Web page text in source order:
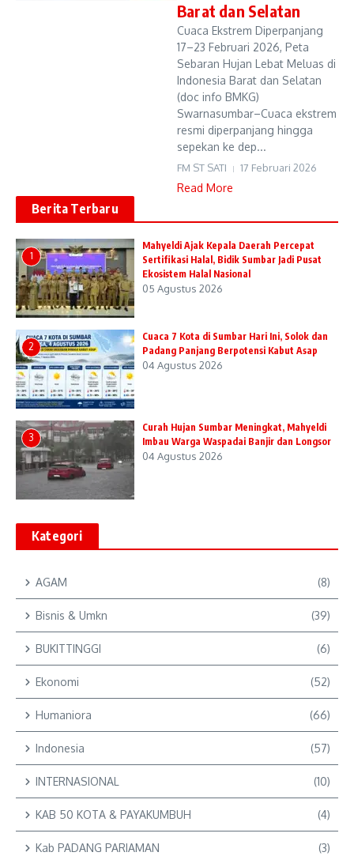
Barat dan Selatan
Cuaca Ekstrem Diperpanjang
17–23 Februari 2026, Peta
Sebaran Hujan Lebat Meluas di
Indonesia Barat dan Selatan
(doc info BMKG)
Swarnasumbar–Cuaca ekstrem
resmi diperpanjang hingga
sepekan ke dep...
FM ST SATI 17 Februari 2026
Read More
Berita Terbaru
1
Mahyeldi Ajak Kepala Daerah Percepat
Sertifikasi Halal, Bidik Sumbar Jadi Pusat
Ekosistem Halal Nasional
05 Agustus 2026
2
Cuaca 7 Kota di Sumbar Hari Ini, Solok dan
Padang Panjang Berpotensi Kabut Asap
04 Agustus 2026
3
Curah Hujan Sumbar Meningkat, Mahyeldi
Imbau Warga Waspadai Banjir dan Longsor
04 Agustus 2026
Kategori
AGAM (8)
Bisnis & Umkn (39)
BUKITTINGGI (6)
Ekonomi (52)
Humaniora (66)
Indonesia (57)
INTERNASIONAL (10)
KAB 50 KOTA & PAYAKUMBUH (4)
Kab PADANG PARIAMAN (3)